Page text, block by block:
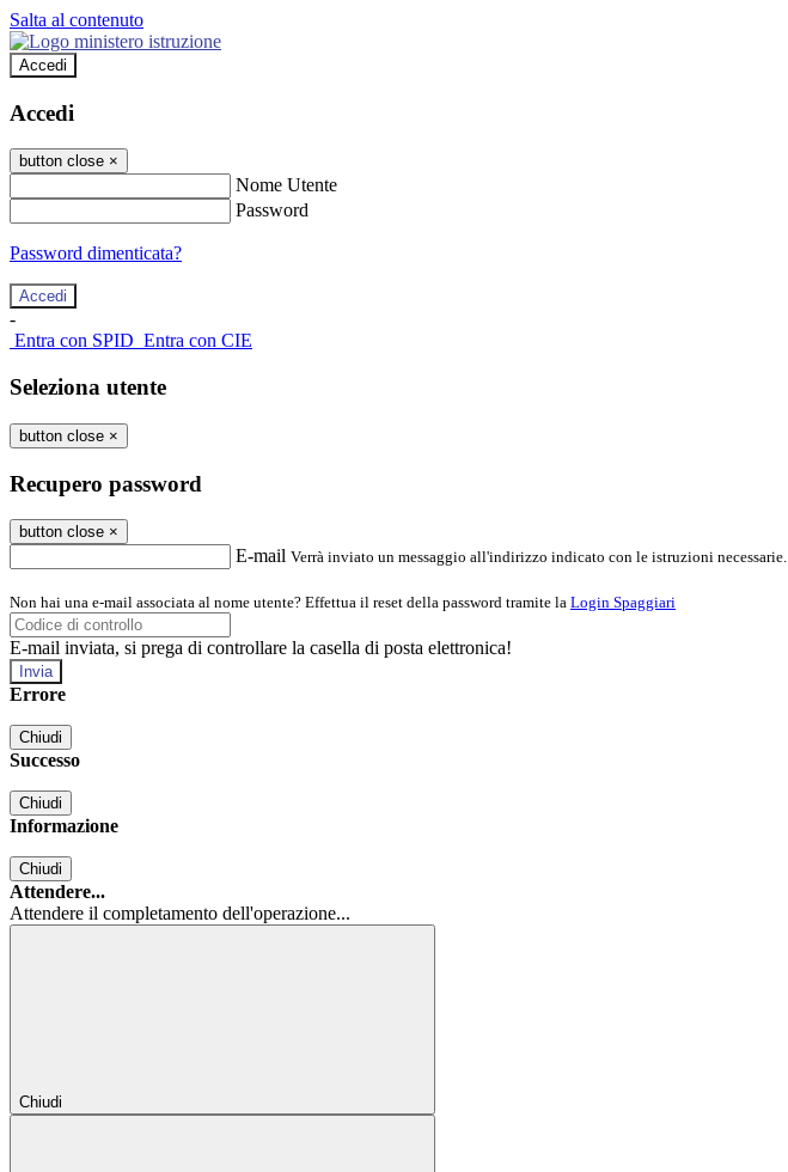
Salta al contenuto
Accedi
Accedi
button close ×
Nome Utente
Password
Password dimenticata?
-
Entra con SPID Entra con CIE
Seleziona utente
button close ×
Recupero password
button close ×
E-mail Verrà inviato un messaggio all'indirizzo indicato con le istruzioni necessarie.
Non hai una e-mail associata al nome utente? Effettua il reset della password tramite la Login Spaggiari
E-mail inviata, si prega di controllare la casella di posta elettronica!
Errore
Chiudi
Successo
Chiudi
Informazione
Chiudi
Attendere...
Attendere il completamento dell'operazione...
Chiudi